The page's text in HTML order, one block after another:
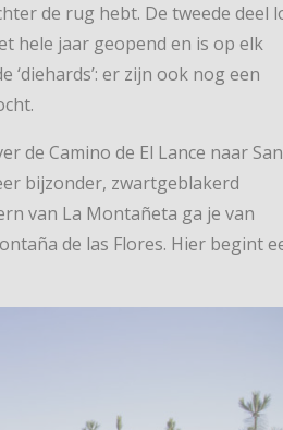
de rug hebt. De tweede deel
hele jaar geopend en is op elk
er zijn ook nog een
de Camino de El Lance naar San
bijzonder, zwartgeblakerd
van La Montañeta ga je van
de las Flores. Hier begint